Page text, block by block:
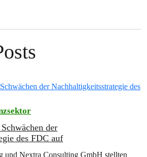
der
des FDC auf
und Nextra Consulting GmbH stellten